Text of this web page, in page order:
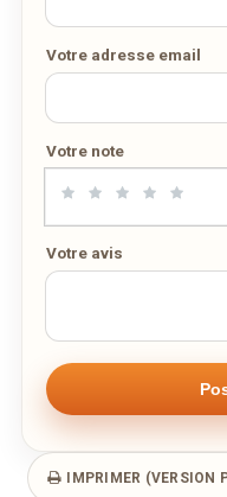
Votre adresse email
Votre note
Votre avis
IMPRIMER (VERSION